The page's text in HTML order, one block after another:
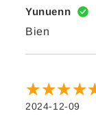
Yunuenn
Bien
2024-12-09